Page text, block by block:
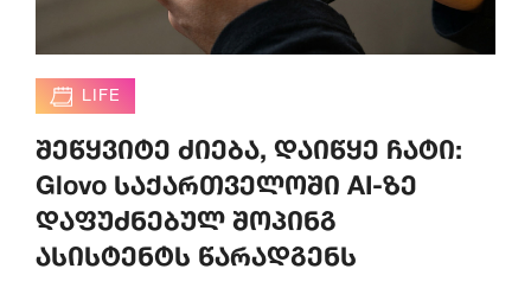
LIFE
შეწყვიტე ძიება, დაიწყე ჩატი:
Glovo საქართველოში AI-ზე
დაფუძნებულ შოპინგ
ასისტენტს წარადგენს